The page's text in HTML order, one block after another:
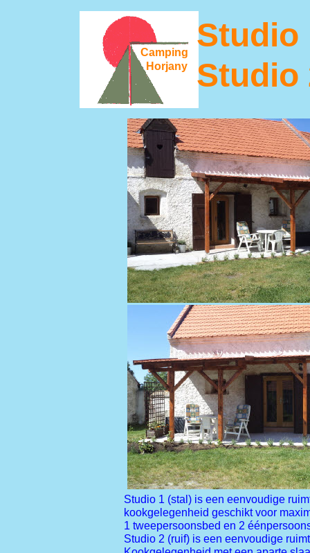
Studio 1 (stal) is een eenvoudige
kookgelegenheid geschikt voor
1 tweepersoonsbed en 2
Studio 2 (ruif) is een eenvoudige
Camping
Horjany
Studio
Studio